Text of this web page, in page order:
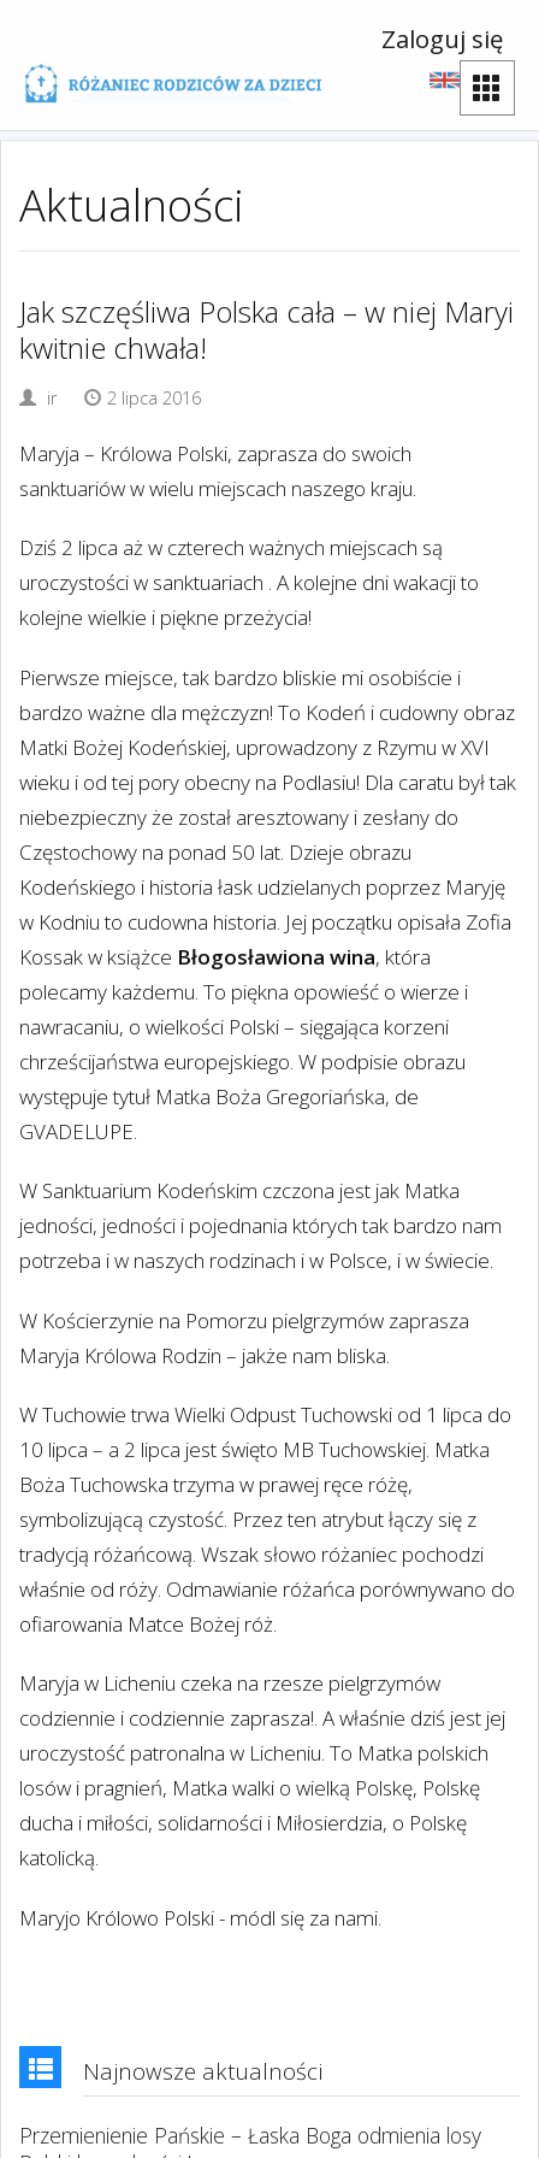
Zaloguj się
Aktualności
Jak szczęśliwa Polska cała – w niej Maryi
kwitnie chwała!
ir 2 lipca 2016
Maryja – Królowa Polski, zaprasza do swoich
sanktuariów w wielu miejscach naszego kraju.
Dziś 2 lipca aż w czterech ważnych miejscach są
uroczystości w sanktuariach . A kolejne dni wakacji to
kolejne wielkie i piękne przeżycia!
Pierwsze miejsce, tak bardzo bliskie mi osobiście i
bardzo ważne dla mężczyzn! To Kodeń i cudowny obraz
Matki Bożej Kodeńskiej, uprowadzony z Rzymu w XVI
wieku i od tej pory obecny na Podlasiu! Dla caratu był tak
niebezpieczny że został aresztowany i zesłany do
Częstochowy na ponad 50 lat. Dzieje obrazu
Kodeńskiego i historia łask udzielanych poprzez Maryję
w Kodniu to cudowna historia. Jej początku opisała Zofia
Kossak w książce Błogosławiona wina, która
polecamy każdemu. To piękna opowieść o wierze i
nawracaniu, o wielkości Polski – sięgająca korzeni
chrześcijaństwa europejskiego. W podpisie obrazu
występuje tytuł Matka Boża Gregoriańska, de
GVADELUPE.
W Sanktuarium Kodeńskim czczona jest jak Matka
jedności, jedności i pojednania których tak bardzo nam
potrzeba i w naszych rodzinach i w Polsce, i w świecie.
W Kościerzynie na Pomorzu pielgrzymów zaprasza
Maryja Królowa Rodzin – jakże nam bliska.
W Tuchowie trwa Wielki Odpust Tuchowski od 1 lipca do
10 lipca – a 2 lipca jest święto MB Tuchowskiej. Matka
Boża Tuchowska trzyma w prawej ręce różę,
symbolizującą czystość. Przez ten atrybut łączy się z
tradycją różańcową. Wszak słowo różaniec pochodzi
właśnie od róży. Odmawianie różańca porównywano do
ofiarowania Matce Bożej róż.
Maryja w Licheniu czeka na rzesze pielgrzymów
codziennie i codziennie zaprasza!. A właśnie dziś jest jej
uroczystość patronalna w Licheniu. To Matka polskich
losów i pragnień, Matka walki o wielką Polskę, Polskę
ducha i miłości, solidarności i Miłosierdzia, o Polskę
katolicką.
Maryjo Królowo Polski - módl się za nami.
Najnowsze aktualności
Przemienienie Pańskie – Łaska Boga odmienia losy